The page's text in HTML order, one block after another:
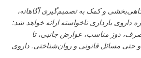
و کمک به تصمیم‌گیری آگاهانه،
داروی بارداری ناخواسته ارائه خواهد شد:
دوز مناسب، عوارض جانبی، تا
حتی مسائل قانونی و روان‌شناختی. داروی